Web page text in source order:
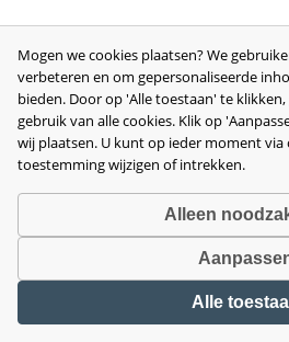
disclaimer•privacy-
voorwaarden•herroeping•
Mogen we cookies plaatsen? We
verbeteren en om gepersonaliseerde
bieden. Door op 'Alle toestaan' te
gebruik van alle cookies. Klik op
wij plaatsen. U kunt op ieder moment via
toestemming wijzigen of intrekken.
Alleen
Alle